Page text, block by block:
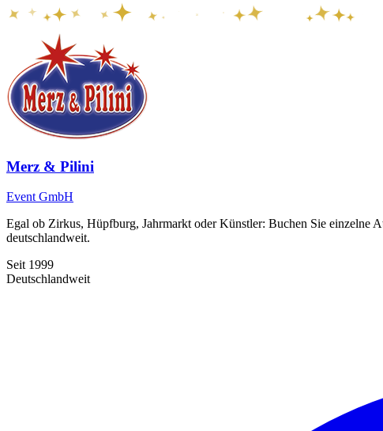
Merz & Pilini
Event GmbH
Egal ob Zirkus, Hüpfburg, Jahrmarkt oder Künstler: Buchen Sie einzelne
deutschlandweit.
Seit 1999
Deutschlandweit